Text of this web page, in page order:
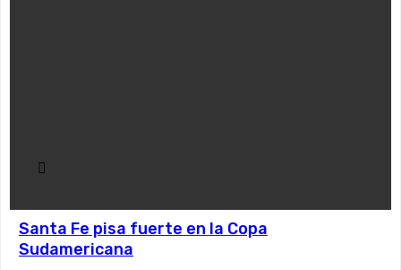
Santa Fe pisa fuerte en la Copa
Sudamericana